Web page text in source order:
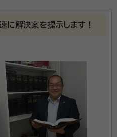
ます。
に解決案を提示します！